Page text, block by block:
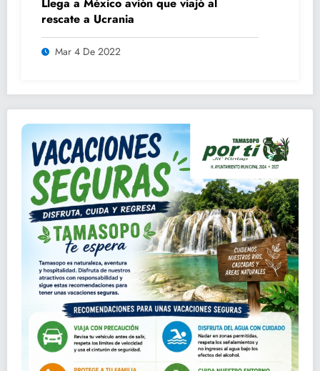
Llega a México avión que viajó al
rescate a Ucrania
Mar 4 De 2022